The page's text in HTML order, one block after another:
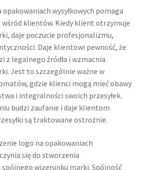
jakość Premium
wysyłkowych pomaga
wśród klientów. Kiedy klient otrzymuje
daje poczucie profesjonalizmu,
Daje klientowi pewność, że
z legalnego źródła i wzmacnia
Jest to szczególnie ważne w
gdzie klienci mogą mieć obawy
i integralności swoich przesyłek.
budzi zaufanie i daje klientom
są traktowane ostrożnie.
logo na opakowaniach
się do stworzenia
wizerunku marki. Spójność